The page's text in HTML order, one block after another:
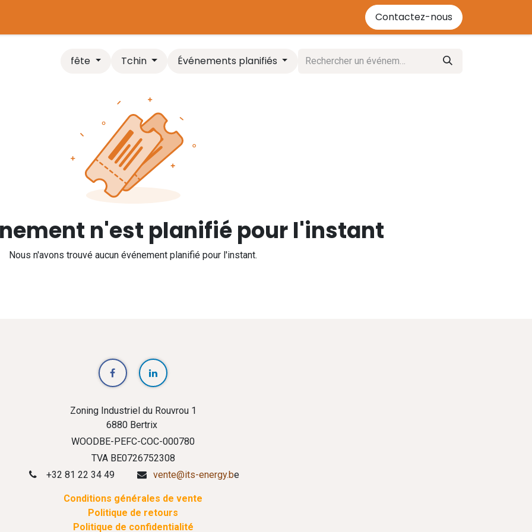
Contactez-nous Événements
Contactez-nous
fête Tchin Événements planifiés
n'est planifié pour l'instant
Nous n'avons trouvé aucun événement planifié pour l'instant.
Zoning Industriel du Rouvrou 1
6880 Bertrix
WOODBE-PEFC-COC-000780
TVA BE0726752308
+32 81 22 34 49
vente@its-energy.be
Conditions générales de vente
Politique de retours
Politique de confidentialité